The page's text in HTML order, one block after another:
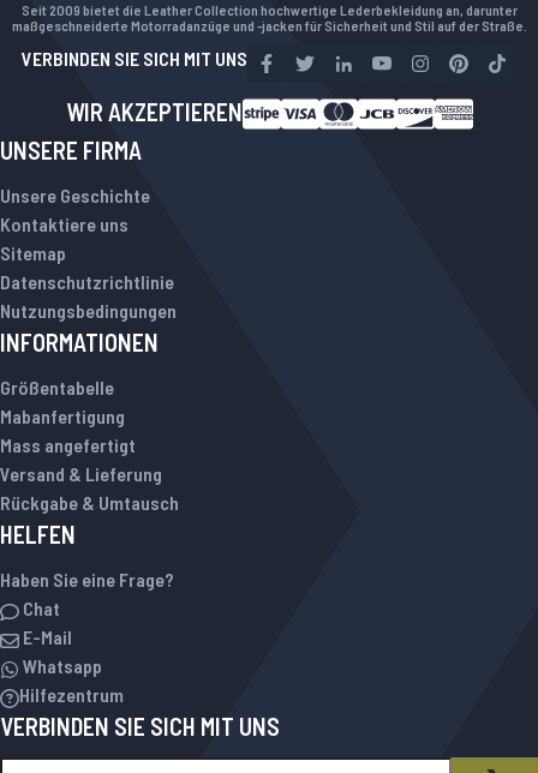
Seit 2009 bietet die Leather Collection hochwertige Lederbekleidung an, darunter
maßgeschneiderte Motorradanzüge und -jacken für Sicherheit und Stil auf der Straße.
VERBINDEN SIE SICH MIT UNS
WIR AKZEPTIEREN
UNSERE FIRMA
Unsere Geschichte
Kontaktiere uns
Sitemap
Datenschutzrichtlinie
Nutzungsbedingungen
INFORMATIONEN
Größentabelle
Mabanfertigung
Mass angefertigt
Versand & Lieferung
Rückgabe & Umtausch
HELFEN
Haben Sie eine Frage?
Chat
E-Mail
Whatsapp
Hilfezentrum
VERBINDEN SIE SICH MIT UNS